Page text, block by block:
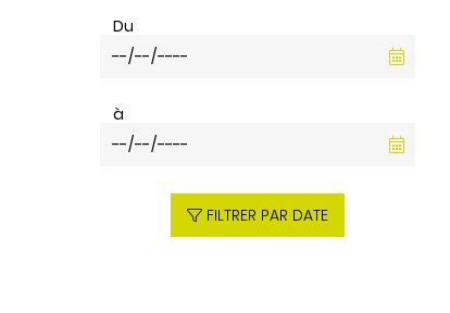
Du
à
FILTRER PAR DATE